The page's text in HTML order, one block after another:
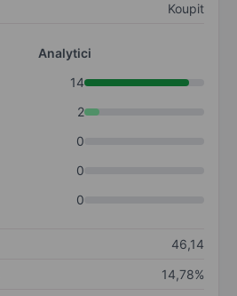
Koupit
Analytici
14
2
0
0
0
46,14
14,78%